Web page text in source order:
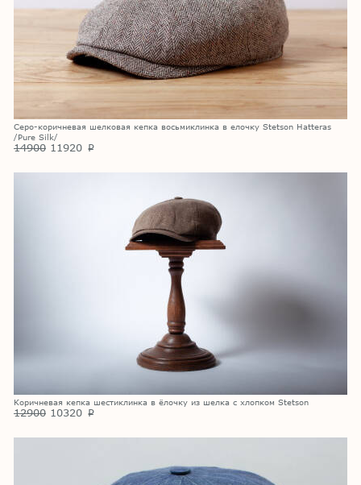
Серо-коричневая шелковая кепка восьмиклинка в елочку Stetson Hatteras
/Pure Silk/
14900 11920 p
Коричневая кепка шестиклинка в ёлочку из шелка с хлопком Stetson
12900 10320 p